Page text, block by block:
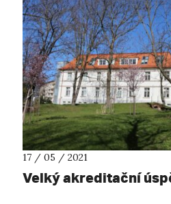
17 / 05 / 2021
Velký akreditační